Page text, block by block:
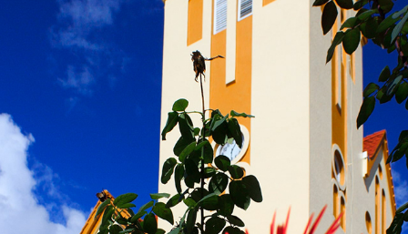
2023
PRESIDENTE GETÚLIO